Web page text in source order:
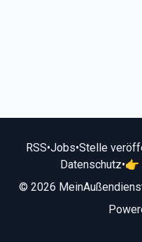
RSS•Jobs•Stelle
Datenschutz•👉
© 2026